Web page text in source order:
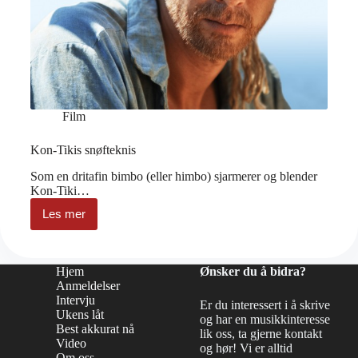
Film
Kon-Tikis snøfteknis
Som en dritafin bimbo (eller himbo) sjarmerer og blender
Kon-Tiki…
Les mer
Kon-
Tikis
Hjem
Anmeldelser
Intervju
Ukens låt
Best akkurat nå
Video
Ønsker du å bidra?
Er du interessert i å skrive
og har en musikkinteresse
lik oss, ta gjerne kontakt
og hør! Vi er alltid